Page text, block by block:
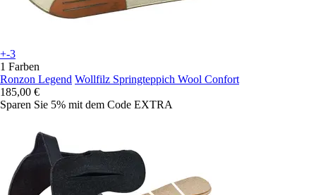
+-3
1 Farben
Ronzon Legend Wollfilz Springteppich Wool Confort
185,00 €
Sparen Sie 5% mit dem Code EXTRA